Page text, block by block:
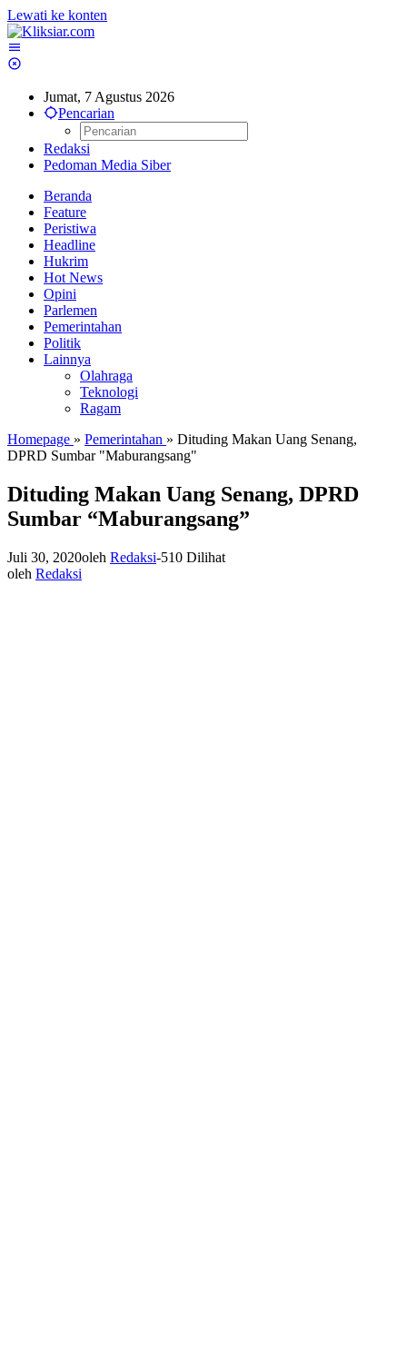
Lewati ke konten
Jumat, 7 Agustus 2026
Pencarian
Redaksi
Pedoman Media Siber
Beranda
Feature
Peristiwa
Headline
Hukrim
Hot News
Opini
Parlemen
Pemerintahan
Politik
Lainnya
Olahraga
Teknologi
Ragam
Homepage » Pemerintahan » Dituding Makan Uang Senang,
DPRD Sumbar "Maburangsang"
Dituding Makan Uang Senang, DPRD
Sumbar “Maburangsang”
Juli 30, 2020oleh Redaksi-510 Dilihat
oleh Redaksi